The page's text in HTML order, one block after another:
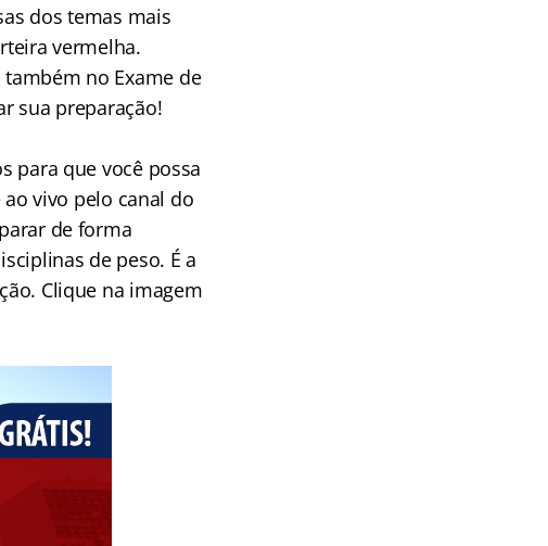
dos temas mais
vermelha.
no Exame de
sua preparação!
para que você possa
vivo pelo canal do
de forma
de peso. É a
Clique na imagem